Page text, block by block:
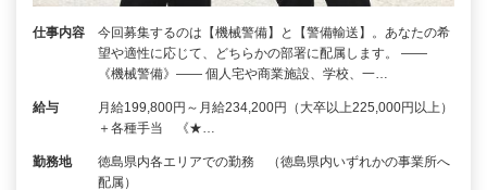
仕事内容
今回募集するのは【機械警備】と【警備輸送】。あなたの希
望や適性に応じて、どちらかの部署に配属します。 ――
《機械警備》―― 個人宅や商業施設、学校、一…
給与
月給199,800円～月給234,200円（大卒以上225,000円以上）
＋各種手当 《★…
勤務地
徳島県内各エリアでの勤務 （徳島県内いずれかの事業所へ
配属）